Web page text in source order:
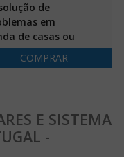
de
em
de casas ou
com
COMPRAR
E SISTEMA
-